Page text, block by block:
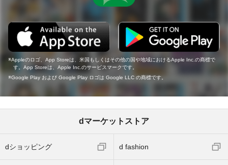
Appleのロゴ、App Storeは、米国もしくはその他の国や地域におけるApple Inc.の商標で
す。App Storeは、Apple Inc.のサービスマークです。
Google Play および Google Play ロゴは Google LLC の商標です。
dマーケットストア
dショッピング d fashion